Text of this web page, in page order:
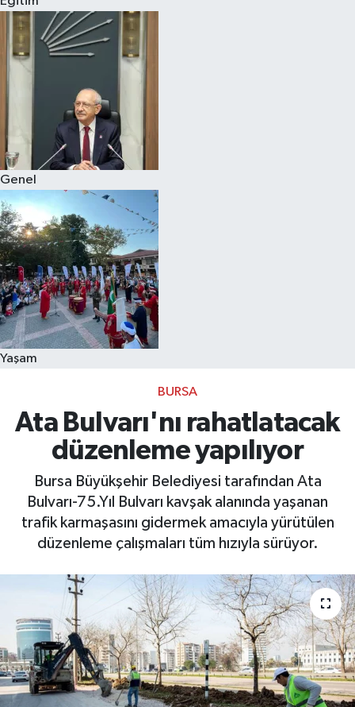
Genel
Yaşam
BURSA
Ata Bulvarı'nı rahatlatacak
düzenleme yapılıyor
Bursa Büyükşehir Belediyesi tarafından Ata
Bulvarı-75.Yıl Bulvarı kavşak alanında yaşanan
trafik karmaşasını gidermek amacıyla yürütülen
düzenleme çalışmaları tüm hızıyla sürüyor.
Eğitim
Dünya
Magazin
Gündem
Kültür & Sanat
Teknoloji
Bilim
Genel